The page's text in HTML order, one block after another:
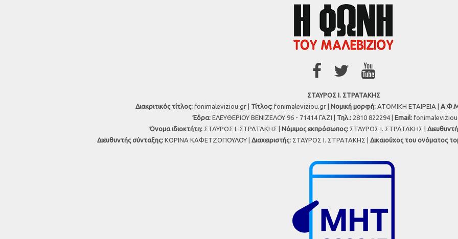
ΣΤΑΥΡΟΣ Ι. ΣΤΡΑΤΑΚΗΣ
Διακριτικός τίτλος: fonimaleviziou.gr | Τίτλος: fonimaleviziou.gr | Νομική μορφή: ΑΤΟΜΙΚΗ ΕΤΑΙΡΕΙΑ |
Έδρα: ΕΛΕΥΘΕΡΙΟΥ ΒΕΝΙΖΕΛΟΥ 96 - 71414 ΓΑΖΙ | Τηλ.: 2810 822294 | Εmail:
Όνομα ιδιοκτήτη: ΣΤΑΥΡΟΣ Ι. ΣΤΡΑΤΑΚΗΣ | Νόμιμος εκπρόσωπος: ΣΤΑΥΡΟΣ Ι. ΣΤΡΑΤΑΚΗΣ |
Διευθυντής σύνταξης: ΚΟΡΙΝΑ ΚΑΦΕΤΖΟΠΟΥΛΟΥ | Διαχειριστής: ΣΤΑΥΡΟΣ Ι. ΣΤΡΑΤΑΚΗΣ | Δικαιούχος του ονόματος